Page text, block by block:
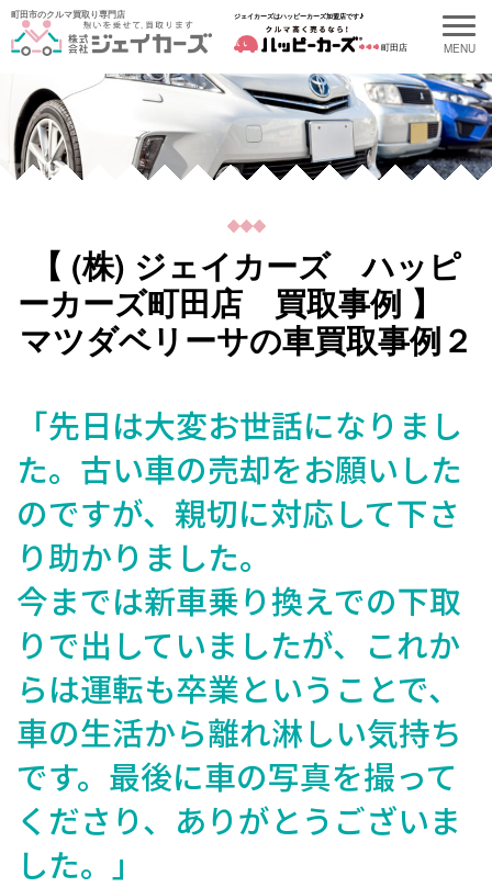
町田市のクルマ買取り専門店 ジェイカーズはハッピーカーズ加盟店です♪
町田店
【 (株) ジェイカーズ ハッピ
ーカーズ町田店 買取事例 】
マツダベリーサの車買取事例２
「先日は大変お世話になりまし
た。古い車の売却をお願いした
のですが、親切に対応して下さ
り助かりました。
今までは新車乗り換えでの下取
りで出していましたが、これか
らは運転も卒業ということで、
車の生活から離れ淋しい気持ち
です。最後に車の写真を撮って
くださり、ありがとうございま
した。」